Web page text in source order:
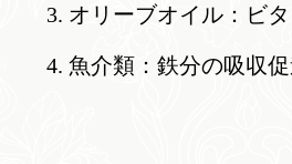
オリーブオイル：ビ
魚介類：鉄分の吸収